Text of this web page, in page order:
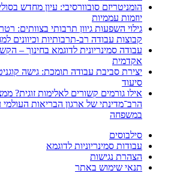
הומניטריזם סובוורסיבי: עיון מחדש
יוזמות עממיות
גילוי השפעות גיוון תרבותי בצוותים:
קבוצות עבודה רב-תרבותיות וכיוונים
עבודה סמינריונית לדוגמא בחינוך –
אקדמית
יצירת סביבת עבודה תומכת: גישה
סיעוד
אילו גורמים קשורים לאלימות זוגית?
הרב־מדינתי של ארגון הבריאות
במשפחה
סילבוסים
עבודות סמינריוניות לדוגמא
הצהרת נגישות
תנאי שימוש באתר